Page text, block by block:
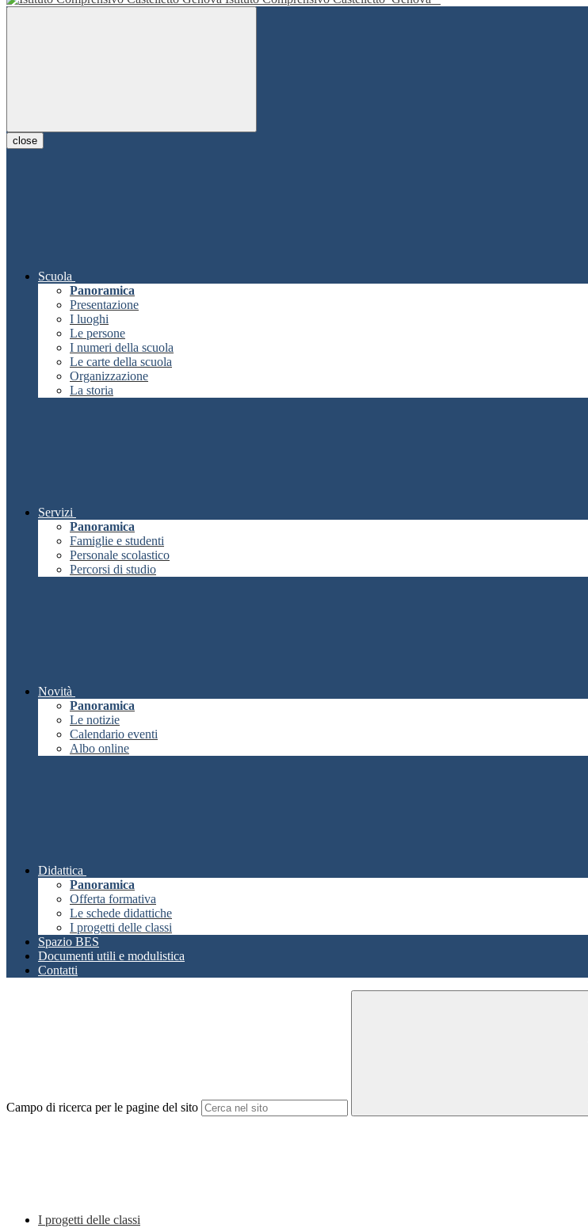
close
Scuola
Panoramica
Presentazione
I luoghi
Le persone
I numeri della scuola
Le carte della scuola
Organizzazione
La storia
Servizi
Panoramica
Famiglie e studenti
Personale scolastico
Percorsi di studio
Novità
Panoramica
Le notizie
Calendario eventi
Albo online
Didattica
Panoramica
Offerta formativa
Le schede didattiche
I progetti delle classi
Spazio BES
Documenti utili e modulistica
Contatti
Campo di ricerca per le pagine del sito
I progetti delle classi